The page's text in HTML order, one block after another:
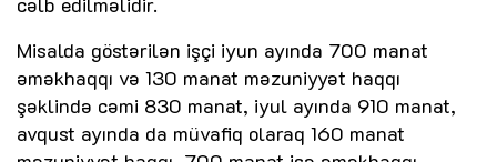
Misalda göstərilən işçi iyun ayında 700 manat
əməkhaqqı və 130 manat məzuniyyət haqqı
şəklində cəmi 830 manat, iyul ayında 910 manat,
avqust ayında da müvafiq olaraq 160 manat